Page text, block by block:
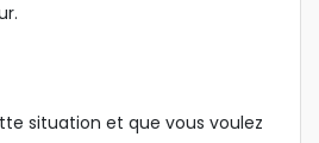
situation et que vous voulez